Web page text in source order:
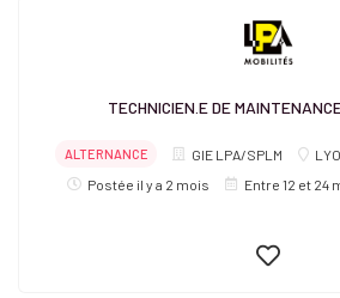
TECHNICIEN.E DE
ALTERNANCE GIE LPA/SPLM
Postée il y a 2 mois
Entre 12 et 24